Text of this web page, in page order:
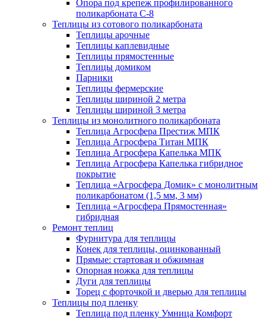
Опора под крепеж профилированного
поликарбоната С-8
Теплицы из сотового поликарбоната
Теплицы арочные
Теплицы каплевидные
Теплицы прямостенные
Теплицы домиком
Парники
Теплицы фермерские
Теплицы шириной 2 метра
Теплицы шириной 3 метра
Теплицы из монолитного поликарбоната
Теплица Агросфера Престиж МПК
Теплица Агросфера Титан МПК
Теплица Агросфера Капелька МПК
Теплица Агросфера Капелька гибридное
покрытие
Теплица «Агросфера Домик» с монолитным
поликарбонатом (1,5 мм, 3 мм)
Теплица «Агросфера Прямостенная»
гибридная
Ремонт теплиц
Фурнитура для теплицы
Конек для теплицы, оцинкованный
Прямые: стартовая и обжимная
Опорная ножка для теплицы
Дуги для теплицы
Торец с форточкой и дверью для теплицы
Теплицы под пленку
Теплица под пленку Умница Комфорт